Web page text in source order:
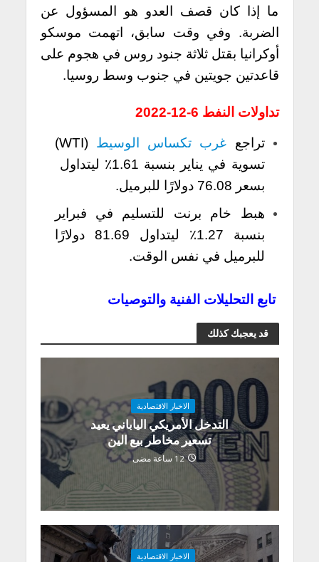
ما إذا كان قصف العدو هو المسؤول عن
الضربة. وفي وقت سابق، اتهمت موسكو
أوكرانيا بقتل ثلاثة جنود روس في هجوم على
قاعدتين جويتين في جنوب وسط روسيا.
تداولات النفط 6-12-2022
تراجع غرب تكساس الوسيط
(WTI)
تسوية في يناير بنسبة 1.61٪ ليتداول
بسعر 76.08 دولارًا للبرميل.
هبط خام برنت للتسليم في فبراير
بنسبة 1.27٪ ليتداول 81.69 دولارًا
للبرميل في نفس الوقت.
تابع التحليلات الفنية والتوصيات
قد يعجبك كذلك
الاخبار الاقتصادية
التدخل الأمريكي الياباني يعيد
تسعير مخاطر بيع الين
12 ساعة مضى
الاخبار الاقتصادية